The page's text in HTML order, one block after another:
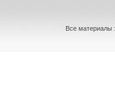
Все материалы